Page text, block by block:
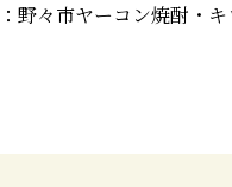
：野々市ヤーコン焼酎